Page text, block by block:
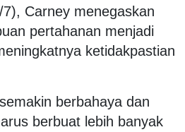
Carney menegaskan
pertahanan menjadi
ketidakpastian
berbahaya dan
berbuat lebih banyak